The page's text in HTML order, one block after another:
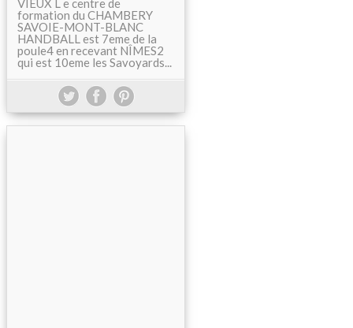
VIEUX L e centre de
formation du CHAMBERY
SAVOIE-MONT-BLANC
HANDBALL est 7eme de la
poule4 en recevant NÎMES2
qui est 10eme les Savoyards...